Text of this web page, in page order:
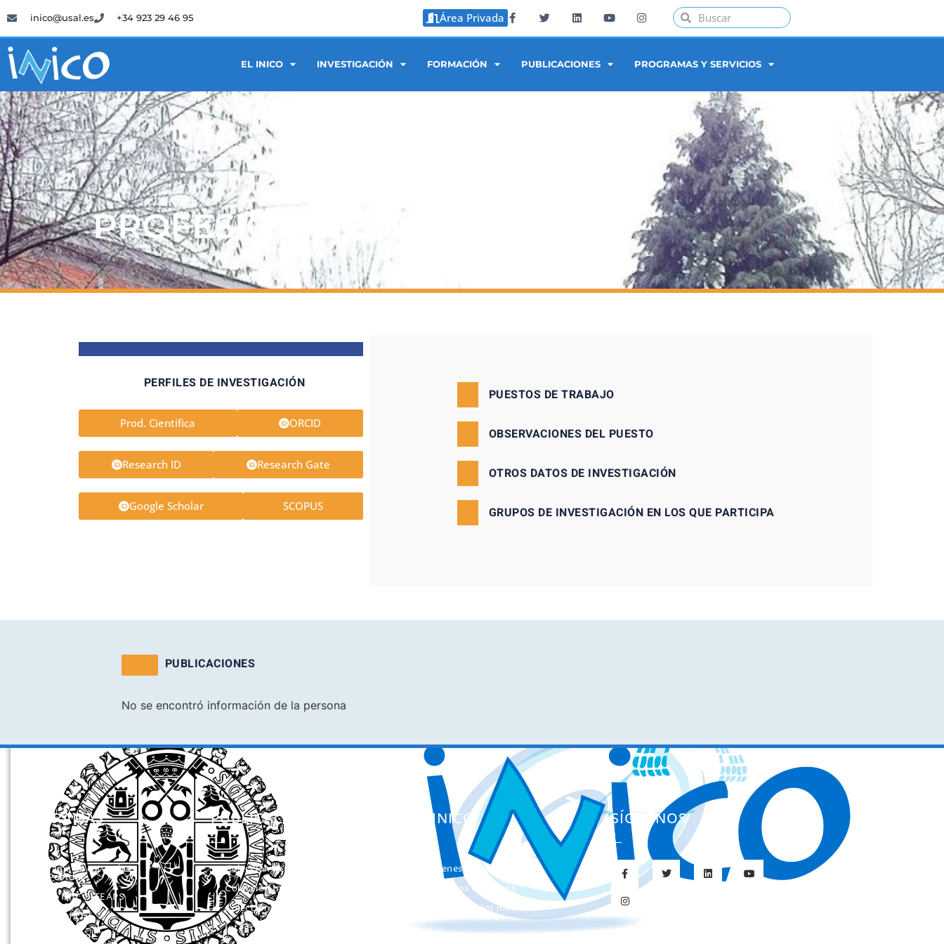
inico@usal.es +34 923 29 46 95 Área Privada
EL INICO INVESTIGACIÓN FORMACIÓN PUBLICACIONES PROGRAMAS Y SERVICIOS
PROFESIONALES:
PERFILES DE INVESTIGACIÓN
Prod. Científica ORCID
Research ID Research Gate
Google Scholar SCOPUS
PUESTOS DE TRABAJO
OBSERVACIONES DEL PUESTO
OTROS DATOS DE INVESTIGACIÓN
GRUPOS DE INVESTIGACIÓN EN LOS QUE PARTICIPA
PUBLICACIONES
No se encontró información de la persona
PROGRAMAS
Programa de estancias
Doc/Postdoc
Máster INICO-FEAPS
Máster Oficial
Máster On Line
PUBLICACIONES
Colección Actas
Colección Investigación
Colección Herramientas
Integra
EL INICO
Quienes somos
Nuestros Objetivos
El INICO en los medios
de Comunicación
SÍGUENOS